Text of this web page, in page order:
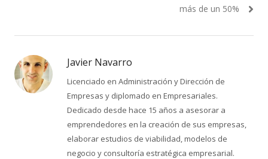
más de un 50%
Javier Navarro
Licenciado en Administración y Dirección de
Empresas y diplomado en Empresariales.
Dedicado desde hace 15 años a asesorar a
emprendedores en la creación de sus empresas,
elaborar estudios de viabilidad, modelos de
negocio y consultoría estratégica empresarial.